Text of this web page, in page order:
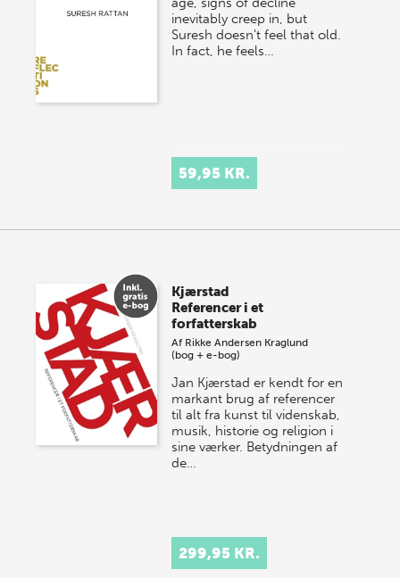
inevitably creep in, but
Suresh doesn't feel that old.
In fact, he feels…
59,95 KR.
Kjærstad
Referencer i et
forfatterskab
Af Rikke Andersen Kraglund
(bog + e-bog)
Jan Kjærstad er kendt for en
markant brug af referencer
til alt fra kunst til videnskab,
musik, historie og religion i
sine værker. Betydningen af
de…
299,95 KR.